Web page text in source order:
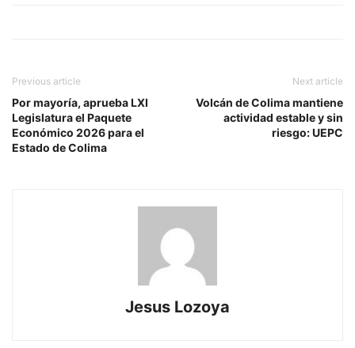
Previous article
Por mayoría, aprueba LXI
Legislatura el Paquete
Económico 2026 para el
Estado de Colima
Next article
Volcán de Colima mantiene
actividad estable y sin
riesgo: UEPC
Jesus Lozoya